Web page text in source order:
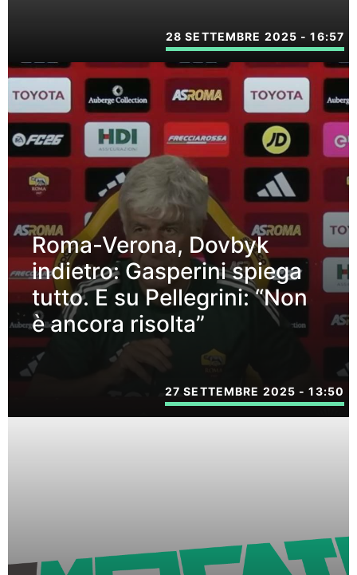
28 SETTEMBRE 2025 - 16:57
Roma-Verona, Dovbyk
indietro: Gasperini spiega
tutto. E su Pellegrini: “Non
è ancora risolta”
27 SETTEMBRE 2025 - 13:50